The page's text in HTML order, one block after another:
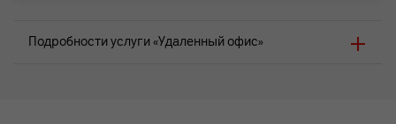
Подробности услуги «Удаленный офис»